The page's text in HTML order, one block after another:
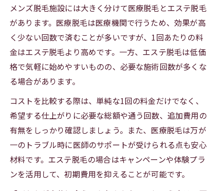
メンズ脱毛施設には大きく分けて医療脱毛とエステ脱毛
があります。医療脱毛は医療機関で行うため、効果が高
く少ない回数で済むことが多いですが、1回あたりの料
金はエステ脱毛より高めです。一方、エステ脱毛は低価
格で気軽に始めやすいものの、必要な施術回数が多くな
る場合があります。
コストを比較する際は、単純な1回の料金だけでなく、
希望する仕上がりに必要な総額や通う回数、追加費用の
有無をしっかり確認しましょう。また、医療脱毛は万が
一のトラブル時に医師のサポートが受けられる点も安心
材料です。エステ脱毛の場合はキャンペーンや体験プラ
ンを活用して、初期費用を抑えることが可能です。